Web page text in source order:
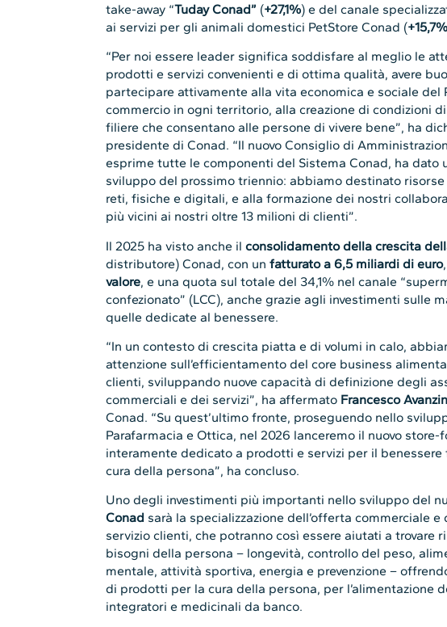
take-away “Tuday Conad” (+27,1%) e del canale
ai servizi per gli animali domestici PetStore Conad (
“Per noi essere leader significa soddisfare al meglio le
prodotti e servizi convenienti e di ottima qualità, avere
partecipare attivamente alla vita economica e sociale del
commercio in ogni territorio, alla creazione di condizioni
filiere che consentano alle persone di vivere bene”, ha
presidente di Conad. “Il nuovo Consiglio di
esprime tutte le componenti del Sistema Conad, ha dato
sviluppo del prossimo triennio: abbiamo destinato
reti, fisiche e digitali, e alla formazione dei nostri
più vicini ai nostri oltre 13 milioni di clienti”.
Il 2025 ha visto anche ilconsolidamento della crescita
distributore) Conad, con un fatturato a 6,5 miliardi di euro
valore, e una quota sul totale del 34,1% nel canale
confezionato” (LCC), anche grazie agli investimenti sulle
quelle dedicate al benessere.
“In un contesto di crescita piatta e di volumi in calo,
attenzione sull’efficientamento del core business
clienti, sviluppando nuove capacità di definizione degli
commerciali e dei servizi”, ha affermato Francesco
Conad. “Su quest’ultimo fronte, proseguendo nello
Parafarmacia e Ottica, nel 2026 lanceremo il nuovo
interamente dedicato a prodotti e servizi per il
cura della persona”, ha concluso.
Uno degli investimenti più importanti nello sviluppo del
Conad sarà la specializzazione dell’offerta commerciale
servizio clienti, che potranno così essere aiutati a trovare
bisogni della persona – longevità, controllo del peso,
mentale, attività sportiva, energia e prevenzione –
di prodotti per la cura della persona, per l’alimentazione
integratori e medicinali da banco.